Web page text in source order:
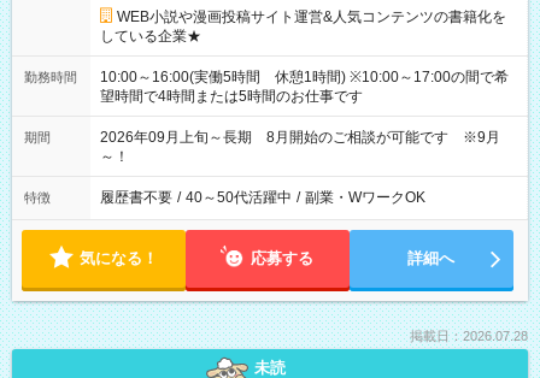
WEB小説や漫画投稿サイト運営&人気コンテンツの書籍化を
している企業★
勤務時間
10:00～16:00(実働5時間 休憩1時間) ※10:00～17:00の間で希
望時間で4時間または5時間のお仕事です
期間
2026年09月上旬～長期 8月開始のご相談が可能です ※9月
～！
特徴 履歴書不要 / 40～50代活躍中 / 副業・WワークOK
気になる！ 応募する 詳細へ
掲載日：2026.07.28
未読